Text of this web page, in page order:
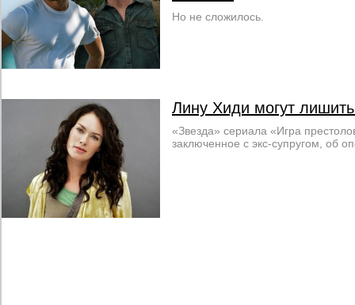
Но не сложилось.
Лину Хиди могут
«Звезда» сериала «Игра
заключенное с экс-супругом, об